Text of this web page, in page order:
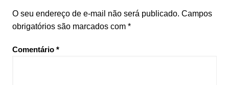
O seu endereço de e-mail não será publicado. Campos
obrigatórios são marcados com *
Comentário *